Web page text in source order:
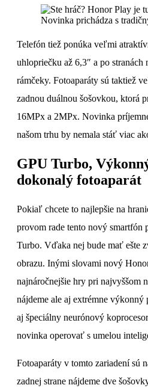
Novinka prichádza s
Telefón tiež ponúka veľmi
uhlopriečku až 6,3″ a po stranách
rámčeky. Fotoaparáty sú taktiež
zadnou duálnou šošovkou, ktorá
16MPx a 2MPx. Novinka
našom trhu by nemala stáť viac
GPU Turbo,
dokonalý fotoaparát
Pokiaľ chcete to najlepšie na
provom rade tento nový smartfón
Turbo. Vďaka nej bude mať ešte
obrazu. Inými slovami nový
najnáročnejšie hry pri najvyššom
nájdeme ale aj extrémne
aj špeciálny neurónový
novinka operovať s umelou
Fotoaparáty v tomto zariadení sú
zadnej strane nájdeme dve